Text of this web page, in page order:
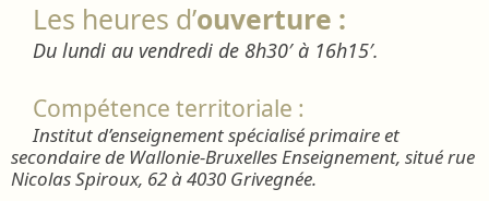
Les heures d’ouverture :
Du lundi au vendredi de 8h30′ à 16h15′.
Compétence territoriale :
Institut d’enseignement spécialisé primaire et
secondaire de Wallonie-Bruxelles Enseignement, situé rue
Nicolas Spiroux, 62 à 4030 Grivegnée.